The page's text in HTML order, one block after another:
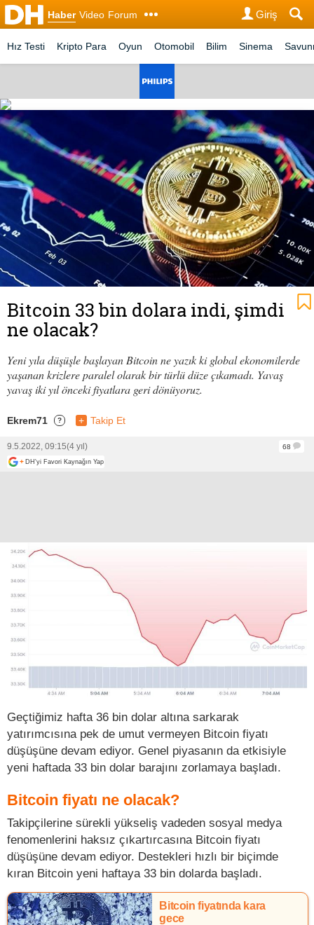
Haber Video Forum Giriş
Hız Testi Kripto Para Oyun Otomobil Bilim Sinema
Bitcoin 33 bin dolara indi, şimdi
ne olacak?
Yeni yıla düşüşle başlayan Bitcoin ne yazık ki global ekonomilerde
yaşanan krizlere paralel olarak bir türlü düze çıkamadı. Yavaş
yavaş iki yıl önceki fiyatlara geri dönüyoruz.
Ekrem71 ? + Takip Et
9.5.2022, 09:15(4 yıl)
68
+ DH'yi Favori Kaynağın Yap
Geçtiğimiz hafta 36 bin dolar altına sarkarak
yatırımcısına pek de umut vermeyen Bitcoin fiyatı
düşüşüne devam ediyor. Genel piyasanın da etkisiyle
yeni haftada 33 bin dolar barajını zorlamaya başladı.
Bitcoin fiyatı ne olacak?
Takipçilerine sürekli yükseliş vadeden sosyal medya
fenomenlerini haksız çıkartırcasına Bitcoin fiyatı
düşüşüne devam ediyor. Destekleri hızlı bir biçimde
kıran Bitcoin yeni haftaya 33 bin dolarda başladı.
Bitcoin fiyatında kara
gece